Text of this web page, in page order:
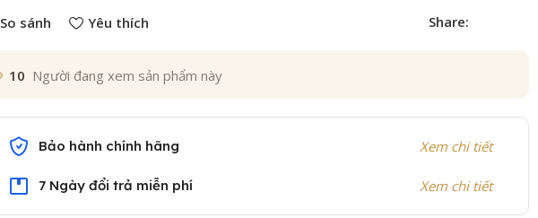
So sánh Yêu thích Share:
10 Người đang xem sản phẩm này
Bảo hành chính hãng Xem chi tiết
7 Ngày đổi trả miễn phí Xem chi tiết